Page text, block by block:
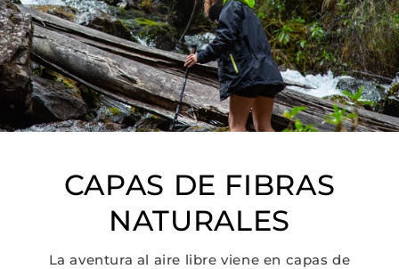
CAPAS DE FIBRAS
NATURALES
La aventura al aire libre viene en capas de